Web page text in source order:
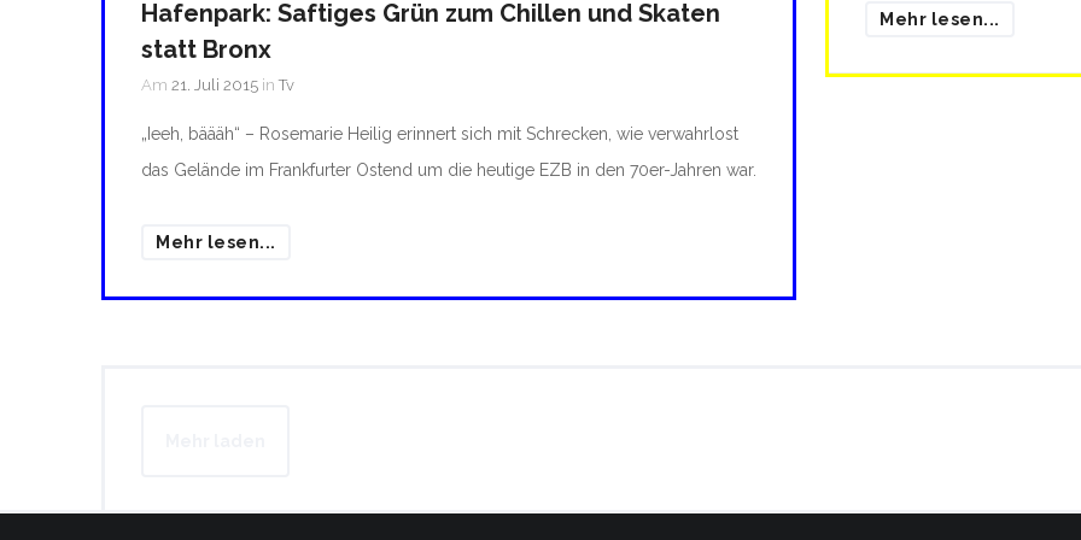
Hafenpark: Saftiges Grün zum Chillen und Skaten
statt Bronx
Am 21. Juli 2015 inTv
„Ieeh, bäääh“ – Rosemarie Heilig erinnert sich mit Schrecken, wie verwahrlost
das Gelände im Frankfurter Ostend um die heutige EZB in den 70er-Jahren war.
Mehr lesen...
Mehr lesen...